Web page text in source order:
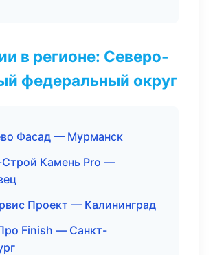
в регионе: Северо-
федеральный округ
Фасад — Мурманск
Камень Pro —
Проект — Калининград
Finish — Санкт-